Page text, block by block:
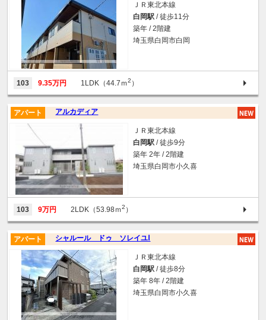
ＪＲ東北本線
白岡駅 / 徒歩11分
築年 / 2階建
埼玉県白岡市白岡
103 9.35万円 1LDK（44.7ｍ2 ）
アルカディア
アパート
ＪＲ東北本線
白岡駅 / 徒歩9分
築年 2年 / 2階建
埼玉県白岡市小久喜
103 9万円 2LDK（53.98ｍ2 ）
シャルール ドゥ ソレイユⅠ
アパート
ＪＲ東北本線
白岡駅 / 徒歩8分
築年 8年 / 2階建
埼玉県白岡市小久喜